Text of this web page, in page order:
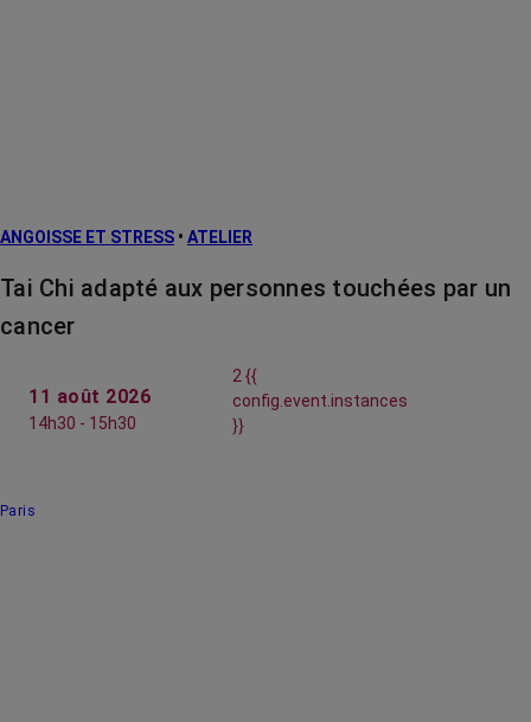
ANGOISSE ET STRESS • ATELIER
Tai Chi adapté aux personnes touchées par un
cancer
11 août 2026
14h30 - 15h30
2 {{
config.event.instances
}}
Paris